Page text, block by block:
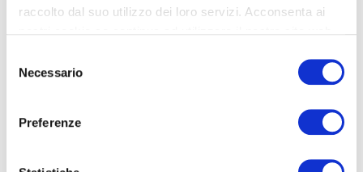
raccolto dal suo utilizzo dei loro servizi. Acconsenta ai
delNecessario
Preferenze